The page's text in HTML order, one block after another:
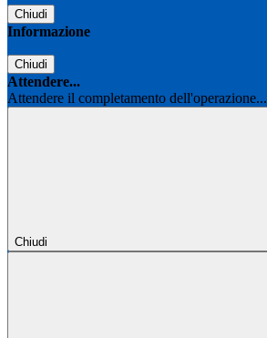
Chiudi
Informazione
Chiudi
Attendere...
Attendere il completamento dell'operazione...
Chiudi